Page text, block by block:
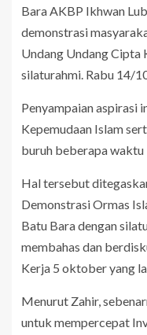
Bara AKBP Ikhwan
demonstrasi
Undang Undang Cipta
silaturahmi. Rabu 14/
Penyampaian aspirasi
Kepemudaan Islam
buruh beberapa waktu
Hal tersebut
Demonstrasi Ormas
Batu Bara dengan
membahas dan
Kerja 5 oktober yang
Menurut Zahir,
untuk mempercepat